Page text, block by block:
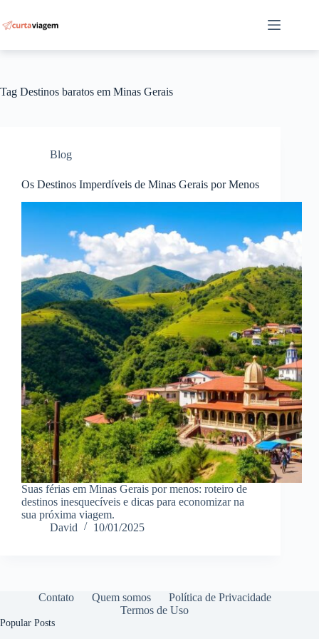
para
o
Tag Destinos baratos em Minas Gerais
Blog
Os Destinos Imperdíveis de Minas Gerais por Menos
Suas férias em Minas Gerais por menos: roteiro de
destinos inesquecíveis e dicas para economizar na
sua próxima viagem.
David
10/01/2025
Contato Quem somos
Política de Privacidade
Termos de Uso
Popular Posts